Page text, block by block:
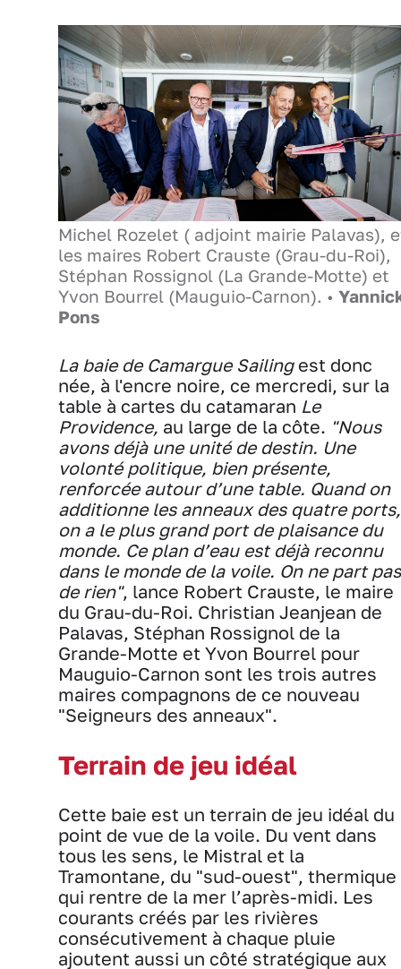
Michel Rozelet ( adjoint mairie Palavas),
les maires Robert Crauste (Grau-du-Roi),
Stéphan Rossignol (La Grande-Motte) et
Yvon Bourrel (Mauguio-Carnon). •
Pons
La baie de Camargue Sailingest donc
née, à l'encre noire, ce mercredi, sur la
table à cartes du catamaran Le
Providence, au large de la côte. "Nous
avons déjà une unité de destin. Une
volonté politique, bien présente,
renforcée autour d’une table. Quand on
additionne les anneaux des quatre ports,
on a le plus grand port de plaisance du
monde. Ce plan d’eau est déjà reconnu
dans le monde de la voile. On ne part pas
de rien", lance Robert Crauste, le maire
du Grau-du-Roi. Christian Jeanjean de
Palavas, Stéphan Rossignol de la
Grande-Motte et Yvon Bourrel pour
Mauguio-Carnon sont les trois autres
maires compagnons de ce nouveau
"Seigneurs des anneaux".
Terrain de jeu idéal
Cette baie est un terrain de jeu idéal du
point de vue de la voile. Du vent dans
tous les sens, le Mistral et la
Tramontane, du "sud-ouest", thermique
qui rentre de la mer l’après-midi. Les
courants créés par les rivières
consécutivement à chaque pluie
ajoutent aussi un côté stratégique aux